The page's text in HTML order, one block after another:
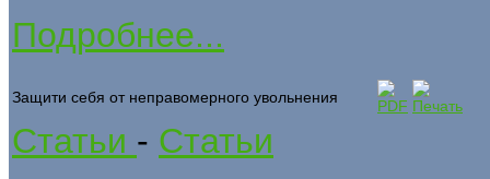
Подробнее...
Защити себя от неправомерного увольнения
Статьи - Статьи